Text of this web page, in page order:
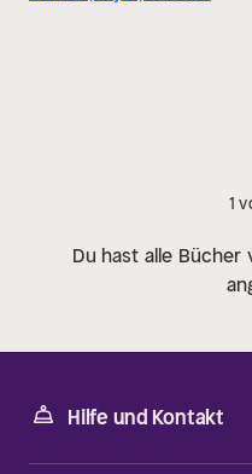
1
Du hast alle Bücher
Hilfe und Kontakt